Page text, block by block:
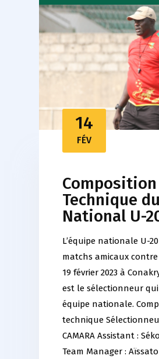
14
FÉV
Technique
National U-
L’équipe nationale U-
matchs amicaux
19 février 2023 à
est le sélectionneur
équipe nationale.
technique
CAMARA Assistant :
Team Manager :